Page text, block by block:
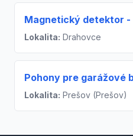
Magnetický detektor
Lokalita: Drahovce
Pohony pre garážové
Lokalita: Prešov (Prešov)